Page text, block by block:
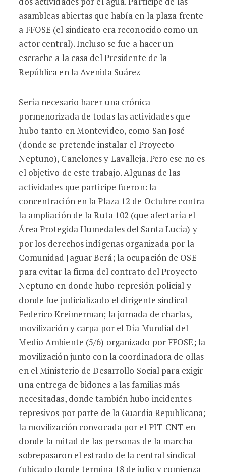
asambleas abiertas que había en la plaza frente
a FFOSE (el sindicato era reconocido como un
actor central). Incluso se fue a hacer un
escrache a la casa del Presidente de la
República en la Avenida Suárez
Sería necesario hacer una crónica
pormenorizada de todas las actividades que
hubo tanto en Montevideo, como San José
(donde se pretende instalar el Proyecto
Neptuno), Canelones y Lavalleja. Pero ese no es
el objetivo de este trabajo. Algunas de las
actividades que participe fueron: la
concentración en la Plaza 12 de Octubre contra
la ampliación de la Ruta 102 (que afectaría el
Área Protegida Humedales del Santa Lucía) y
por los derechos indígenas organizada por la
Comunidad Jaguar Berá; la ocupación de OSE
para evitar la firma del contrato del Proyecto
Neptuno en donde hubo represión policial y
donde fue judicializado el dirigente sindical
Federico Kreimerman; la jornada de charlas,
movilización y carpa por el Día Mundial del
Medio Ambiente (5/6) organizado por FFOSE; la
movilización junto con la coordinadora de ollas
en el Ministerio de Desarrollo Social para exigir
una entrega de bidones a las familias más
necesitadas, donde también hubo incidentes
represivos por parte de la Guardia Republicana;
la movilización convocada por el PIT-CNT en
donde la mitad de las personas de la marcha
sobrepasaron el estrado de la central sindical
(ubicado donde termina 18 de julio y comienza